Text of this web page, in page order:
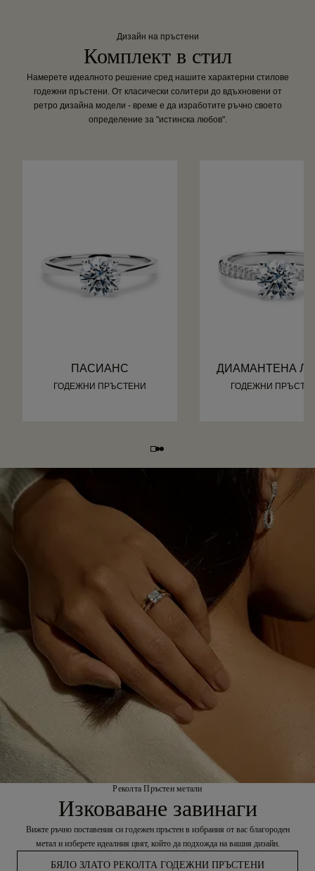
Дизайн на пръстени
Комплект в стил
Намерете идеалното решение сред нашите характерни стилове
годежни пръстени. От класически солитери до вдъхновени от
ретро дизайна модели - време е да изработите ръчно своето
определение за "истинска любов".
ПАСИАНС
ГОДЕЖНИ ПРЪСТЕНИ
ДИАМАНТЕНА
ГОДЕЖНИ
Реколта Пръстен метали
Изковаване завинаги
Вижте ръчно поставения си годежен пръстен в избрания от вас благороден
метал и изберете идеалния цвят, който да подхожда на вашия дизайн.
БЯЛО ЗЛАТО РЕКОЛТА ГОДЕЖНИ ПРЪСТЕНИ